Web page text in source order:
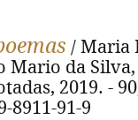
/ Maria
Mario da
2019. -
8911-91-9